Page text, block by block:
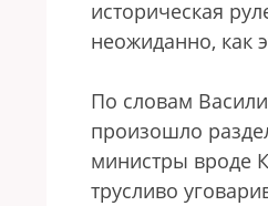
историческая
неожиданно, как
По словам
произошло
министры вроде
трусливо